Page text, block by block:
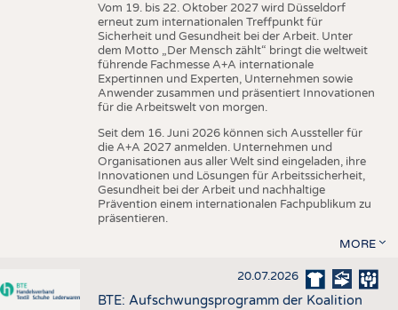
Vom 19. bis 22. Oktober 2027 wird Düsseldorf
erneut zum internationalen Treffpunkt für
Sicherheit und Gesundheit bei der Arbeit. Unter
dem Motto „Der Mensch zählt“ bringt die weltweit
führende Fachmesse A+A internationale
Expertinnen und Experten, Unternehmen sowie
Anwender zusammen und präsentiert Innovationen
für die Arbeitswelt von morgen.
Seit dem 16. Juni 2026 können sich Aussteller für
die A+A 2027 anmelden. Unternehmen und
Organisationen aus aller Welt sind eingeladen, ihre
Innovationen und Lösungen für Arbeitssicherheit,
Gesundheit bei der Arbeit und nachhaltige
Prävention einem internationalen Fachpublikum zu
präsentieren.
MORE
20.07.2026
BTE: Aufschwungsprogramm der Koalition